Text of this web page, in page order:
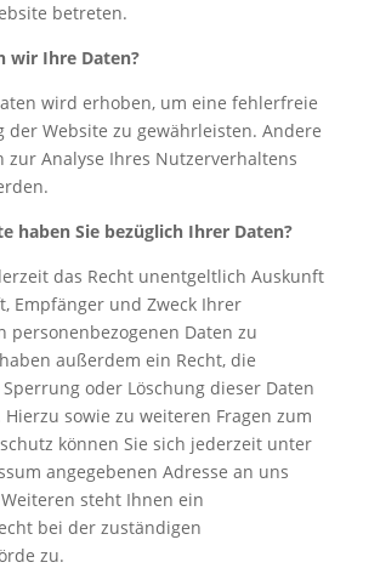
betreten.
wir Ihre Daten?
wird erhoben, um eine fehlerfreie
der Website zu gewährleisten. Andere
zur Analyse Ihres Nutzerverhaltens
haben Sie bezüglich Ihrer Daten?
das Recht unentgeltlich Auskunft
Empfänger und Zweck Ihrer
personenbezogenen Daten zu
außerdem ein Recht, die
oder Löschung dieser Daten
sowie zu weiteren Fragen zum
können Sie sich jederzeit unter
angegebenen Adresse an uns
steht Ihnen ein
bei der zuständigen
zu.